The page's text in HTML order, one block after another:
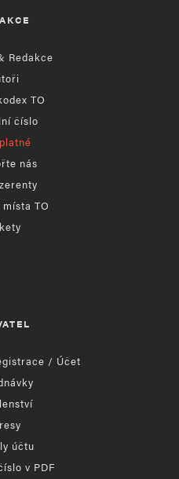
Redakce
TO
číslo
nás
TO
/ Účet
účtu
v PDF